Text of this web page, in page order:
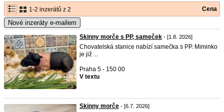
1-2 inzerátů z 2 Cena
Nové inzeráty e-mailem
Skinny morče s PP, sameček - [1.8. 2026]
Chovatelská stanice nabízí samečka s PP. Miminko
je již ...
Praha 5 - 150 00
V textu
Skinny morče - [6.7. 2026]